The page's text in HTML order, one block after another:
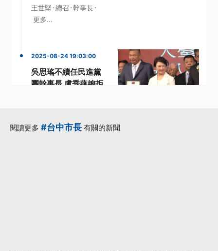
王世堅 ·總召 ·幹事長·
更多...
2025-08-24 19:03:00
吳思瑤不續任民進黨
團幹事長 盧秀燕婉拒
更多...
閱讀更多 #台中市長 有關的新聞